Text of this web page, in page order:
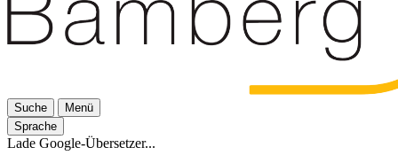
Suche
Menü
Sprache
Lade Google-Übersetzer...